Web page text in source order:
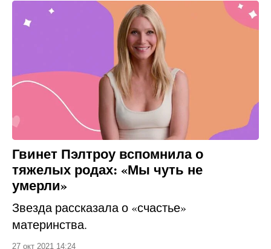
Гвинет Пэлтроу вспомнила о
тяжелых родах: «Мы чуть не
умерли»
Звезда рассказала о «счастье»
материнства.
27 окт 2021 14:24